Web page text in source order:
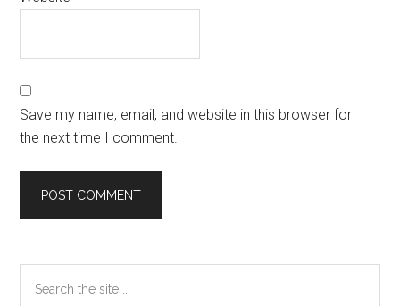
Save my name, email, and website in this browser for
the next time I comment.
Primary
the